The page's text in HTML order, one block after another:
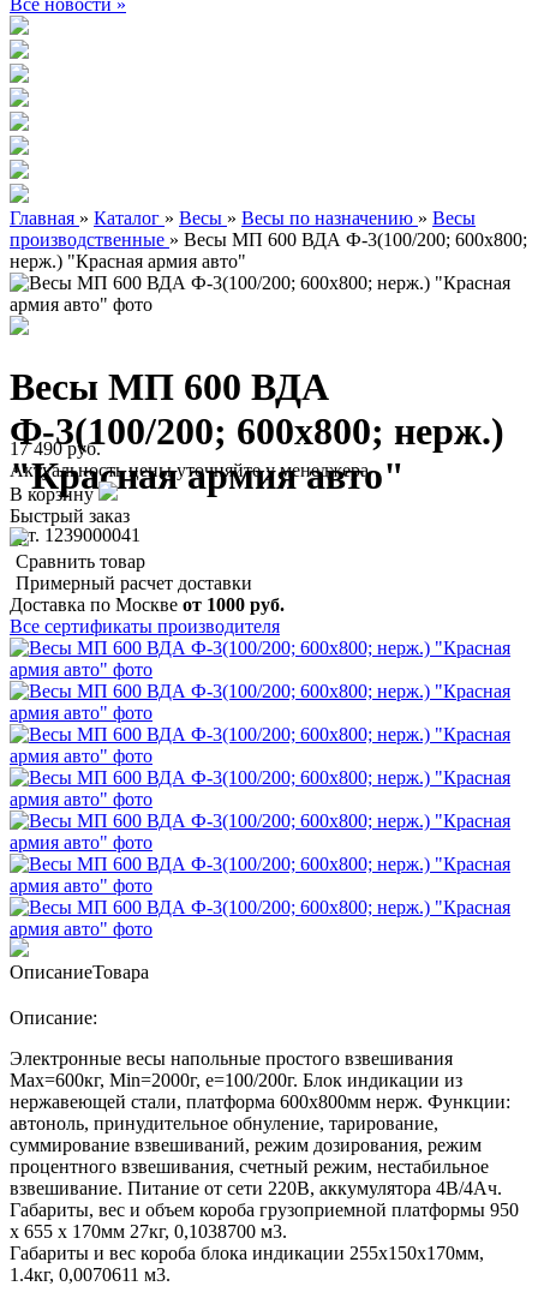
Все новости »
Главная » Каталог » Весы » Весы по назначению » Весы
производственные » Весы МП 600 ВДА Ф-3(100/200; 600х800;
нерж.) "Красная армия авто"
Весы МП 600 ВДА
Ф-3(100/200; 600х800; нерж.)
"Красная армия авто"
арт. 1239000041
17 490 руб.
Актуальность цены уточняйте у менеджера
В корзину
Быстрый заказ
Сравнить товар
Примерный расчет доставки
Доставка по Москве от 1000 руб.
Все сертификаты производителя
ОписаниеТовара
Описание:
Электронные весы напольные простого взвешивания
Мах=600кг, Min=2000г, e=100/200г. Блок индикации из
нержавеющей стали, платформа 600х800мм нерж. Функции:
автоноль, принудительное обнуление, тарирование,
суммирование взвешиваний, режим дозирования, режим
процентного взвешивания, счетный режим, нестабильное
взвешивание. Питание от сети 220В, аккумулятора 4В/4Ач.
Габариты, вес и объем короба грузоприемной платформы 950
х 655 х 170мм 27кг, 0,1038700 м3.
Габариты и вес короба блока индикации 255х150х170мм,
1.4кг, 0,0070611 м3.